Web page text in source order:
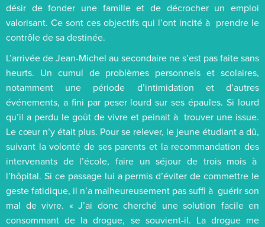
désir de fonder une famille et de décrocher un emploi
valorisant. Ce sont ces objectifs qui l’ont incité à prendre le
contrôle de sa destinée.
L’arrivée de Jean-Michel au secondaire ne s’est pas faite sans
heurts. Un cumul de problèmes personnels et scolaires,
notamment une période d’intimidation et d’autres
événements, a fini par peser lourd sur ses épaules. Si lourd
qu’il a perdu le goût de vivre et peinait à trouver une issue.
Le cœur n’y était plus. Pour se relever, le jeune étudiant a dû,
suivant la volonté de ses parents et la recommandation des
intervenants de l’école, faire un séjour de trois mois à
l’hôpital. Si ce passage lui a permis d’éviter de commettre le
geste fatidique, il n’a malheureusement pas suffi à guérir son
mal de vivre. « J’ai donc cherché une solution facile en
consommant de la drogue, se souvient-il. La drogue me